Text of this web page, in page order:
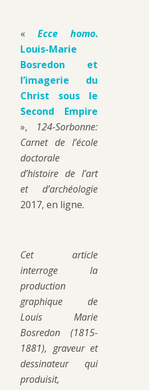
« Ecce homo.
Louis-Marie
Bosredon et
l’imagerie du
Christ sous le
Second Empire
», 124-Sorbonne:
Carnet de l’école
doctorale
d’histoire de l’art
et d’archéologie
2017, en ligne.
Cet article
interroge la
production
graphique de
Louis Marie
Bosredon (1815-
1881), graveur et
dessinateur qui
produisit,